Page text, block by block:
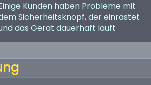
Kunden haben Probleme mit
Sicherheitsknopf, der einrastet
das Gerät dauerhaft läuft